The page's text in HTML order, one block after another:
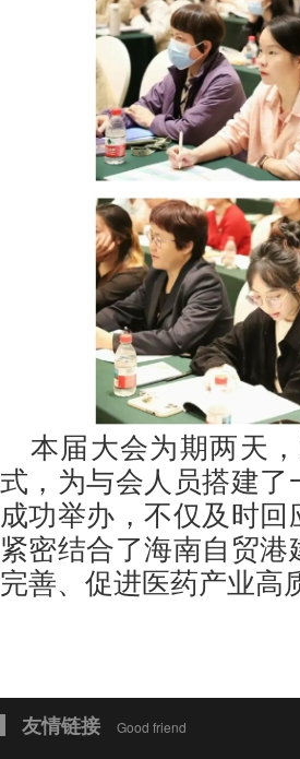
本届大会为期两天
式，为与会人员搭建
成功举办，不仅及时
紧密结合了海南自贸
完善、促进医药产业高
友情链接 Good friend